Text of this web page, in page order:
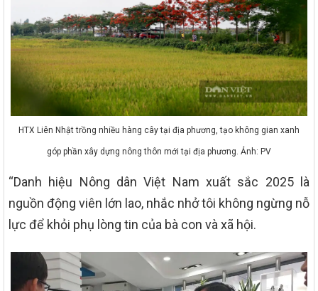
HTX Liên Nhật trồng nhiều hàng cây tại địa phương, tạo không gian xanh
góp phần xây dựng nông thôn mới tại địa phương. Ảnh: PV
“Danh hiệu Nông dân Việt Nam xuất sắc 2025 là
nguồn động viên lớn lao, nhắc nhở tôi không ngừng nỗ
lực để khỏi phụ lòng tin của bà con và xã hội.